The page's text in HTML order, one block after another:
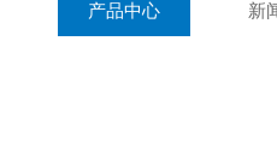
产品中心 新